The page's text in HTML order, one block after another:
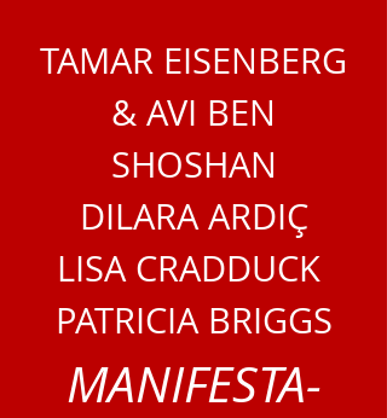
TAMAR EISENBERG
& AVI BEN
SHOSHAN
DILARA ARDIÇ
LISA CRADDUCK
PATRICIA BRIGGS
MANIFESTA-